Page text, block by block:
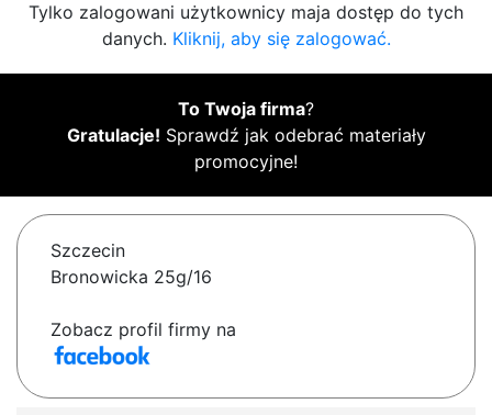
Tylko zalogowani użytkownicy maja dostęp do tych
danych. Kliknij, aby się zalogować.
To Twoja firma?
Gratulacje! Sprawdź jak odebrać materiały
promocyjne!
Szczecin
Bronowicka 25g/16
Zobacz profil firmy na